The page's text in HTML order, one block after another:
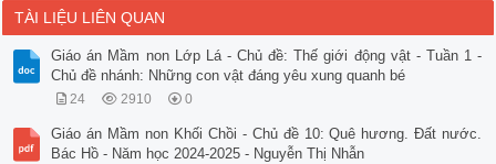
TÀI LIỆU LIÊN QUAN
Giáo án Mầm non Lớp Lá - Chủ đề: Thế giới động vật - Tuần 1 -
Chủ đề nhánh: Những con vật đáng yêu xung quanh bé
24 2910 0
Giáo án Mầm non Khối Chồi - Chủ đề 10: Quê hương. Đất nước.
Bác Hồ - Năm học 2024-2025 - Nguyễn Thị Nhẫn